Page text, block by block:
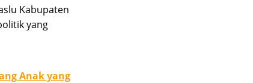
Kabupaten
yang
Anak yang